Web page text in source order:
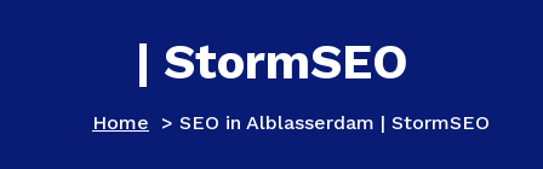
| StormSEO
Home > SEO in Alblasserdam | StormSEO